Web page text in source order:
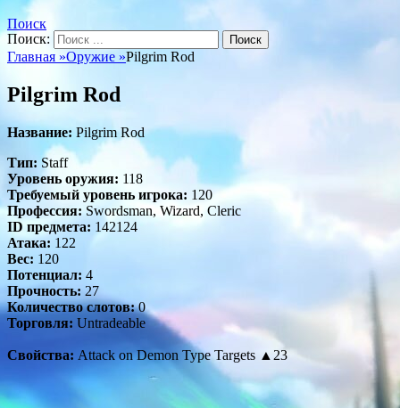
Поиск
Поиск:
Главная »Оружие »Pilgrim Rod
Pilgrim Rod
Название: Pilgrim Rod
Тип: Staff
Уровень оружия: 118
Требуемый уровень игрока: 120
Профессия: Swordsman, Wizard, Cleric
ID предмета: 142124
Атака: 122
Вес: 120
Потенциал: 4
Прочность: 27
Количество слотов:0
Торговля: Untradeable
Свойства: Attack on Demon Type Targets ▲23